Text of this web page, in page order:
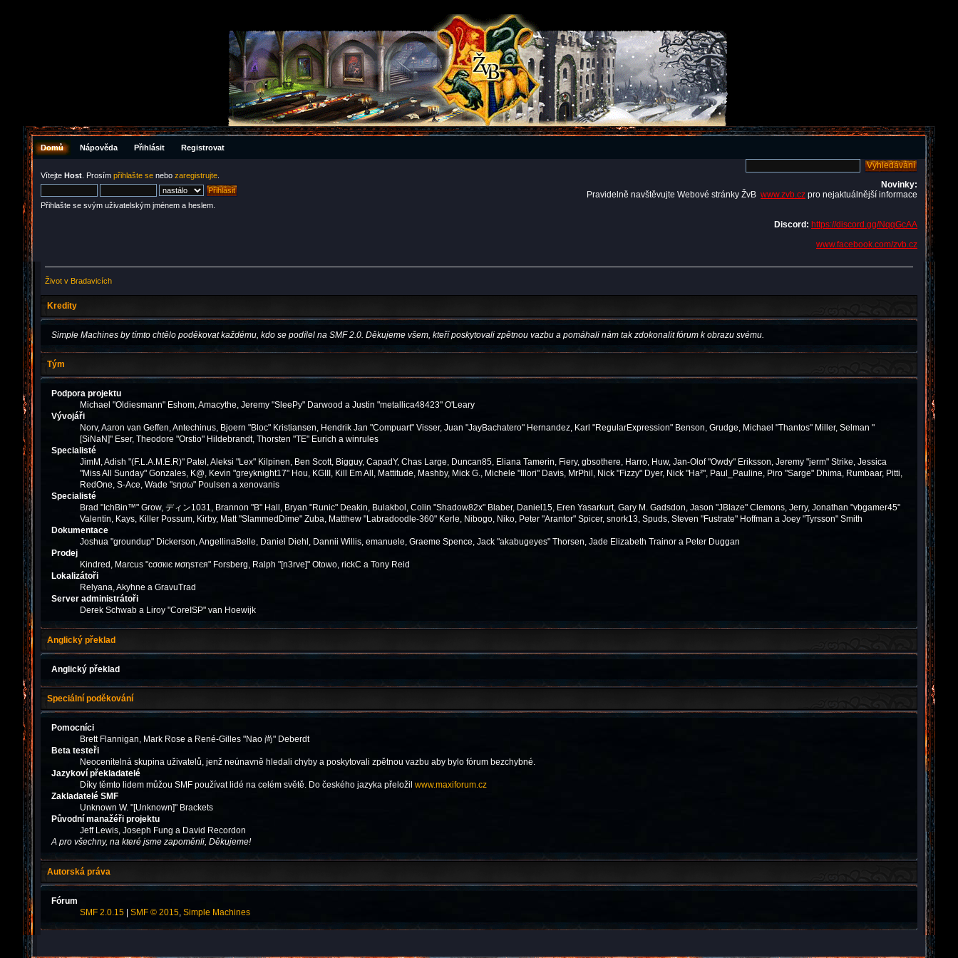
Domů Nápověda Přihlásit Registrovat
Vítejte Host . Prosím přihlašte se nebo zaregistrujte
Přihlašte se svým uživatelským jménem a heslem.
Novinky:
Pravidelně navštěvujte Webové stránky ŽvB www.zvb.cz pro nejaktuálnější informace
Discord: https://discord.gg/NqqGcAA
www.facebook.com/zvb.cz
Život v Bradavicích
Kredity
Simple Machines by tímto chtělo poděkovat každému, kdo se podílel na SMF 2.0. Děkujeme všem, kteří poskytovali zpětnou vazbu a pomáhali nám tak zdokonalit fórum k obrazu svému.
Tým
Podpora projektu
Michael "Oldiesmann" Eshom, Amacythe, Jeremy "SleePy" Darwood a Justin "metallica48423" O'Leary
Vývojáři
Norv, Aaron van Geffen, Antechinus, Bjoern "Bloc" Kristiansen, Hendrik Jan "Compuart" Visser, Juan "JayBachatero" Hernandez, Karl "RegularExpression" Benson, Grudge, Michael "Thantos" Miller, Selman "
[SiNaN]" Eser, Theodore "Orstio" Hildebrandt, Thorsten "TE" Eurich a winrules
Specialisté
JimM, Adish "(F.L.A.M.E.R)" Patel, Aleksi "Lex" Kilpinen, Ben Scott, Bigguy, CapadY, Chas Large, Duncan85, Eliana Tamerin, Fiery, gbsothere, Harro, Huw, Jan-Olof "Owdy" Eriksson, Jeremy "jerm" Strike, Jessica
"Miss All Sunday" Gonzales, K@, Kevin "greyknight17" Hou, KGIII, Kill Em All, Mattitude, Mashby, Mick G., Michele "Illori" Davis, MrPhil, Nick "Fizzy" Dyer, Nick "Ha²", Paul_Pauline, Piro "Sarge" Dhima, Rumbaar, Pitti,
RedOne, S-Ace, Wade "sησω" Poulsen a xenovanis
Specialisté
Brad "IchBin™" Grow, ディン1031, Brannon "B" Hall, Bryan "Runic" Deakin, Bulakbol, Colin "Shadow82x" Blaber, Daniel15, Eren Yasarkurt, Gary M. Gadsdon, Jason "JBlaze" Clemons, Jerry, Jonathan "vbgamer45"
Valentin, Kays, Killer Possum, Kirby, Matt "SlammedDime" Zuba, Matthew "Labradoodle-360" Kerle, Nibogo, Niko, Peter "Arantor" Spicer, snork13, Spuds, Steven "Fustrate" Hoffman a Joey "Tyrsson" Smith
Dokumentace
Joshua "groundup" Dickerson, AngellinaBelle, Daniel Diehl, Dannii Willis, emanuele, Graeme Spence, Jack "akabugeyes" Thorsen, Jade Elizabeth Trainor a Peter Duggan
Prodej
Kindred, Marcus "cσσкιє мσηѕтєя" Forsberg, Ralph "[n3rve]" Otowo, rickC a Tony Reid
Lokalizátoři
Relyana, Akyhne a GravuTrad
Server administrátoři
Derek Schwab a Liroy "CoreISP" van Hoewijk
Anglický překlad
Anglický překlad
Speciální poděkování
Pomocníci
Brett Flannigan, Mark Rose a René-Gilles "Nao 尚" Deberdt
Beta testeři
Neocenitelná skupina uživatelů, jenž neúnavně hledali chyby a poskytovali zpětnou vazbu aby bylo fórum bezchybné.
Jazykoví překladatelé
Díky těmto lidem můžou SMF používat lidé na celém světě. Do českého jazyka přeložil www.maxiforum.cz
Zakladatelé SMF
Unknown W. "[Unknown]" Brackets
Původní manažéři projektu
Jeff Lewis, Joseph Fung a David Recordon
A pro všechny, na které jsme zapoměnli, Děkujeme!
Autorská práva
Fórum
SMF 2.0.15| SMF © 2015, Simple Machines